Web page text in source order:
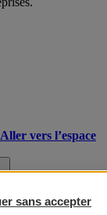
Aller vers l’espace
sans accepter